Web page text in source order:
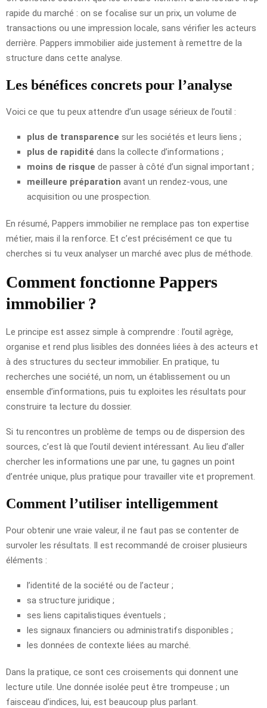
rapide du marché : on se focalise sur un prix, un volume de
transactions ou une impression locale, sans vérifier les acteurs
derrière. Pappers immobilier aide justement à remettre de la
structure dans cette analyse.
Les bénéfices concrets pour l’analyse
Voici ce que tu peux attendre d’un usage sérieux de l’outil :
plus de transparence sur les sociétés et leurs liens ;
plus de rapidité dans la collecte d’informations ;
moins de risque de passer à côté d’un signal important ;
meilleure préparation avant un rendez-vous, une
acquisition ou une prospection.
En résumé, Pappers immobilier ne remplace pas ton expertise
métier, mais il la renforce. Et c’est précisément ce que tu
cherches si tu veux analyser un marché avec plus de méthode.
Comment fonctionne Pappers
immobilier ?
Le principe est assez simple à comprendre : l’outil agrège,
organise et rend plus lisibles des données liées à des acteurs et
à des structures du secteur immobilier. En pratique, tu
recherches une société, un nom, un établissement ou un
ensemble d’informations, puis tu exploites les résultats pour
construire ta lecture du dossier.
Si tu rencontres un problème de temps ou de dispersion des
sources, c’est là que l’outil devient intéressant. Au lieu d’aller
chercher les informations une par une, tu gagnes un point
d’entrée unique, plus pratique pour travailler vite et proprement.
Comment l’utiliser intelligemment
Pour obtenir une vraie valeur, il ne faut pas se contenter de
survoler les résultats. Il est recommandé de croiser plusieurs
éléments :
l’identité de la société ou de l’acteur ;
sa structure juridique ;
ses liens capitalistiques éventuels ;
les signaux financiers ou administratifs disponibles ;
les données de contexte liées au marché.
Dans la pratique, ce sont ces croisements qui donnent une
lecture utile. Une donnée isolée peut être trompeuse ; un
faisceau d’indices, lui, est beaucoup plus parlant.